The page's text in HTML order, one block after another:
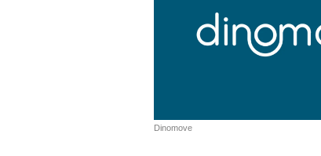
Dinomove